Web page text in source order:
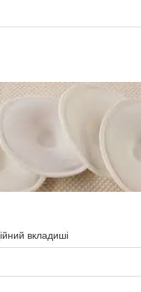
вкладиші